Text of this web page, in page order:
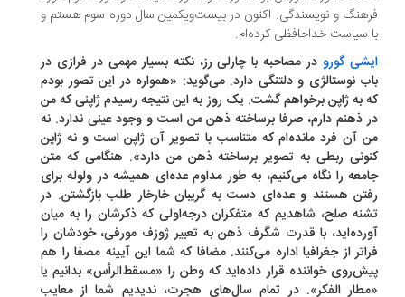
و نویسندگی. اکنون در بیست‌و‌یکمین سال دوره سوم هستم و
سیاست خداحافظی کرده‌ام.
گورودر مصاحبه با چارلی رز، نکته بسیار مهمی در فرازی در
نوستالژی و دلتنگی دارد. می‌گوید: «همواره در این تصور بودم
به ژاپن برخواهم گشت. یک روز به این نتیجه رسیدم ژاپنی که من
ذهنم دارم، صرفا برساخته ذهن من است و وجود عینی ندارد. نه
آن فرد مانده‌ام که متناسب با تصویر آن ژاپن است و نه ژاپن
ربطی به تصویر برساخته ذهن من دارد». هنگامی که متن
را نگاه می‌کنیم، به طور مداوم عده‌ای همیشه در ولوله برای
هستند و عده‌ای دست به گریبان خارخار طلب بازگشتن. در
صلح، شاهدیم که متفکران درجه‌اولی که ذکرشان را به میان
با قدرت شگرف ذهن به تعبیر ژوزف مورفی، خودشان را
از جغرافیا اداره می‌کنند. مضافا که شما این آیینه مصفا را هم
خواننده قرار داده‌اید که وطن را «مسقط‌الرأس» بدانیم یا
الفکر». در تمام سال‌های هجرت، ندیدیم شما از معایب